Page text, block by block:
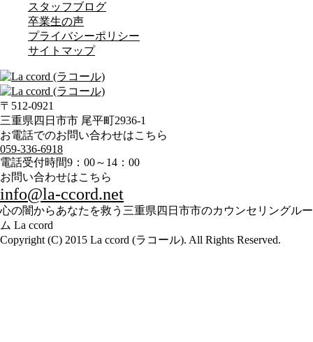
スタッフブログ
卒業生の声
プライバシーポリシー
サイトマップ
〒512-0921
三重県四日市市 尾平町2936-1
お電話でのお問い合わせはこちら
059-336-6918
電話受付時間9：00～14：00
お問い合わせはこちら
info@la-ccord.net
心の闇からあなたを救う三重県四日市市のカウンセリングルー
ム La ccord
Copyright (C) 2015 La ccord (ラコール). All Rights Reserved.